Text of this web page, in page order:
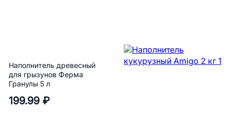
Наполнитель древесный
для грызунов Ферма
Гранулы 5 л
199.99 ₽